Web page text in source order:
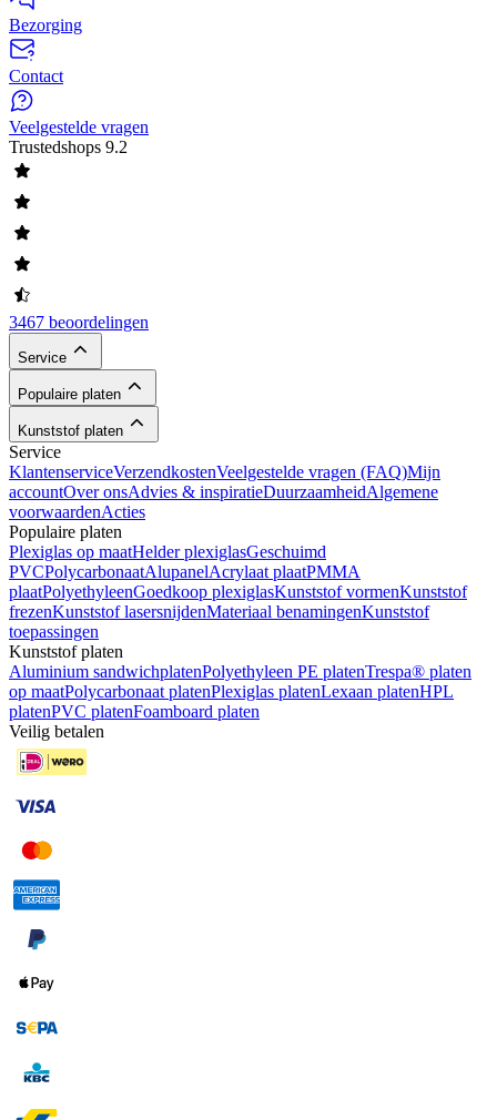
Bezorging
Contact
Veelgestelde vragen
Trustedshops 9.2
3467 beoordelingen
Service
Populaire platen
Kunststof platen
Service
KlantenserviceVerzendkostenVeelgestelde vragen (FAQ)Mijn
accountOver onsAdvies & inspiratieDuurzaamheidAlgemene
voorwaardenActies
Populaire platen
Plexiglas op maatHelder plexiglasGeschuimd
PVCPolycarbonaatAlupanelAcrylaat plaatPMMA
plaatPolyethyleenGoedkoop plexiglasKunststof vormenKunststof
frezenKunststof lasersnijdenMateriaal benamingenKunststof
toepassingen
Kunststof platen
Aluminium sandwichplatenPolyethyleen PE platenTrespa® platen
op maatPolycarbonaat platenPlexiglas platenLexaan platenHPL
platenPVC platenFoamboard platen
Veilig betalen